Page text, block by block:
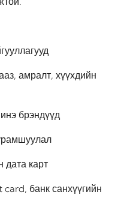
амралт, хүүхдийн
брэндүүд
карт
банк санхүүгийн